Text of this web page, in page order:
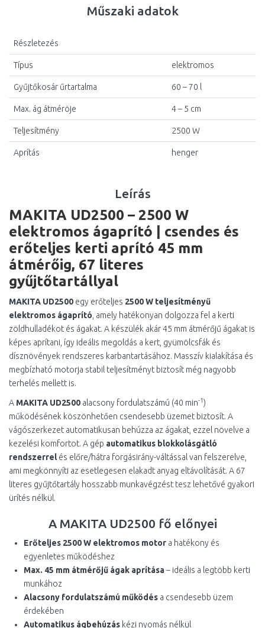
Leírás
MAKITA UD2500 – 2500 W
elektromos ágaprító | csendes és
erőteljes kerti aprító 45 mm
átmérőig, 67 literes
gyűjtőtartállyal
MAKITA UD2500 egy erőteljes 2500 W teljesítményű
elektromos ágaprító , amely hatékonyan dolgozza fel a kerti
zöldhulladékot és ágakat. A készülék akár 45 mm átmérőjű ágakat is
képes aprítani, így ideális megoldás a kert, gyümölcsfák és
dísznövények rendszeres karbantartásához. Masszív kialakítása és
megbízható motorja stabil teljesítményt biztosít még nagyobb
terhelés mellett is.
A MAKITA UD2500 alacsony fordulatszámú (40 min-1)
működésének köszönhetően csendesebb üzemet biztosít. A
vágószerkezet automatikusan behúzza az ágakat, ezzel növelve a
kezelési komfortot. A gép automatikus blokkolásgátló
rendszerrelés előre/hátra forgásirány-váltással van felszerelve,
ami megkönnyíti az esetlegesen elakadt anyag eltávolítását. A 67
literes gyűjtőtartály hosszabb munkavégzést tesz lehetővé gyakori
ürítés nélkül.
A MAKITA UD2500 fő előnyei
Erőteljes 2500 W elektromos motor a hatékony és
egyenletes működéshez
Max. 45 mm átmérőjű ágak aprítása– ideális a legtöbb kerti
munkához
Alacsony fordulatszámú működés a csendesebb üzem
érdekében
Automatikus ágbehúzás kézi nyomás nélkül
Műszaki adatok
Részletezés
Típus elektromos
Gyűjtőkosár űrtartalma 60 – 70 l
Max. ág átméröje 4 – 5 cm
Teljesítmény 2500 W
Aprítás henger